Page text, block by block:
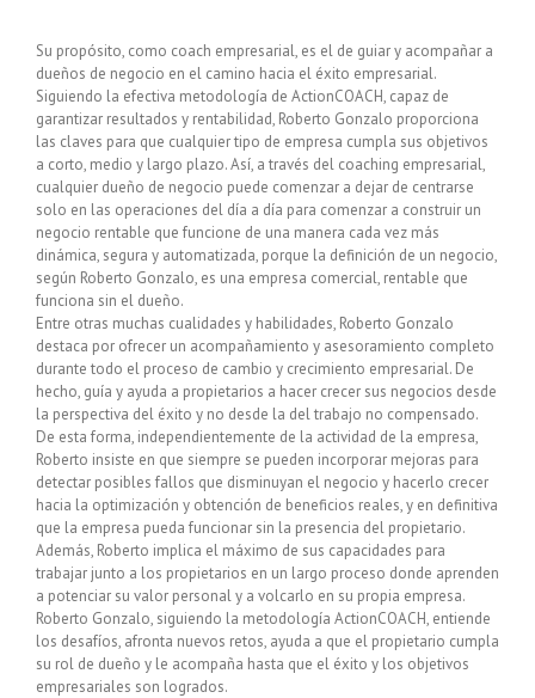
Su propósito, como coach empresarial, es el de guiar y acompañar a
dueños de negocio en el camino hacia el éxito empresarial.
Siguiendo la efectiva metodología de ActionCOACH, capaz de
garantizar resultados y rentabilidad, Roberto Gonzalo proporciona
las claves para que cualquier tipo de empresa cumpla sus objetivos
a corto, medio y largo plazo. Así, a través del coaching empresarial,
cualquier dueño de negocio puede comenzar a dejar de centrarse
solo en las operaciones del día a día para comenzar a construir un
negocio rentable que funcione de una manera cada vez más
dinámica, segura y automatizada, porque la definición de un negocio,
según Roberto Gonzalo, es una empresa comercial, rentable que
funciona sin el dueño.
Entre otras muchas cualidades y habilidades, Roberto Gonzalo
destaca por ofrecer un acompañamiento y asesoramiento completo
durante todo el proceso de cambio y crecimiento empresarial. De
hecho, guía y ayuda a propietarios a hacer crecer sus negocios desde
la perspectiva del éxito y no desde la del trabajo no compensado.
De esta forma, independientemente de la actividad de la empresa,
Roberto insiste en que siempre se pueden incorporar mejoras para
detectar posibles fallos que disminuyan el negocio y hacerlo crecer
hacia la optimización y obtención de beneficios reales, y en definitiva
que la empresa pueda funcionar sin la presencia del propietario.
Además, Roberto implica el máximo de sus capacidades para
trabajar junto a los propietarios en un largo proceso donde aprenden
a potenciar su valor personal y a volcarlo en su propia empresa.
Roberto Gonzalo, siguiendo la metodología ActionCOACH, entiende
los desafíos, afronta nuevos retos, ayuda a que el propietario cumpla
su rol de dueño y le acompaña hasta que el éxito y los objetivos
empresariales son logrados.